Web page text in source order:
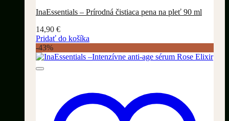
InaEssentials – Prírodná čistiaca pena na pleť 90 ml
14,90 €
Pridať do košíka
-43%